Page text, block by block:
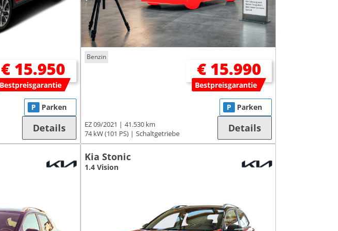
€ 15.950
Bestpreisgarantie
P Parken
Details
Benzin
€ 15.990
Bestpreisgarantie
EZ 09/2021
41.530 km
74 kW (101 PS)
Schaltgetriebe
P Parken
Details
Kia Stonic
1.4 Vision